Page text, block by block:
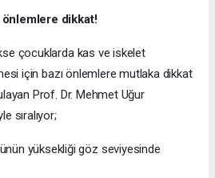
önlemlere dikkat!
çocuklarda kas ve iskelet
için bazı önlemlere mutlaka dikkat
Prof. Dr. Mehmet Uğur
sıralıyor;
yüksekliği göz seviyesinde